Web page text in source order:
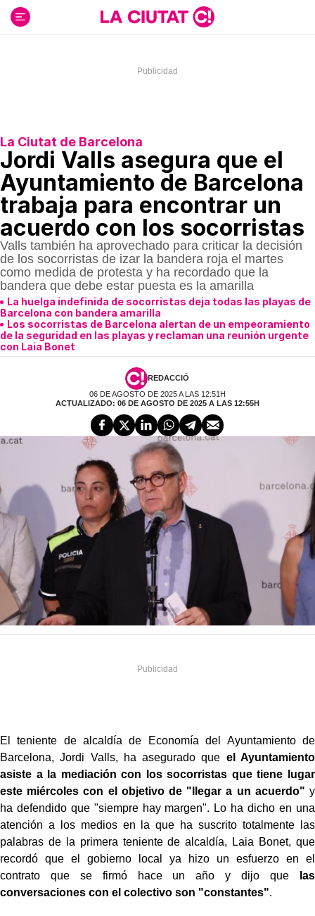
contenido
La Ciutat de Barcelona
Jordi Valls asegura que el
Ayuntamiento de Barcelona
trabaja para encontrar un
acuerdo con los socorristas
Valls también ha aprovechado para criticar la decisión
de los socorristas de izar la bandera roja el martes
como medida de protesta y ha recordado que la
bandera que debe estar puesta es la amarilla
La huelga indefinida de socorristas deja todas las playas de
Barcelona con bandera amarilla
Los socorristas de Barcelona alertan de un empeoramiento
de la seguridad en las playas y reclaman una reunión urgente
con Laia Bonet
REDACCIÓ
06 DE AGOSTO DE 2025 A LAS 12:51H
ACTUALIZADO: 06 DE AGOSTO DE 2025 A LAS 12:55H
El teniente de alcaldía de Economía del Ayuntamiento de
Barcelona, Jordi Valls, ha asegurado que el Ayuntamiento
asiste a la mediación con los socorristas que tiene lugar
este miércoles con el objetivo de "llegar a un acuerdo" y
ha defendido que "siempre hay margen". Lo ha dicho en una
atención a los medios en la que ha suscrito totalmente las
palabras de la primera teniente de alcaldía, Laia Bonet, que
recordó que el gobierno local ya hizo un esfuerzo en el
contrato que se firmó hace un año y dijo que las
conversaciones con el colectivo son "constantes".